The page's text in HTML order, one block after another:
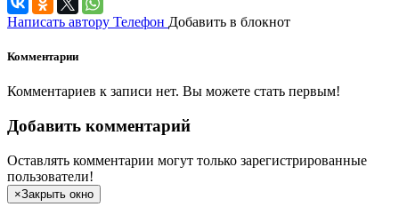
Написать автору Телефон Добавить в блокнот
Комментарии
Комментариев к записи нет. Вы можете стать первым!
Добавить комментарий
Оставлять комментарии могут только зарегистрированные
пользователи!
×Закрыть окно